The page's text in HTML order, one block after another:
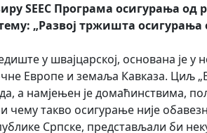
SEEC Програма осигурања
„Развој тржишта
у швајцарској, основана је
Европе и земаља Кавказа. Циљ
а намјењен је
такво осигурање није
Српске, представљали би